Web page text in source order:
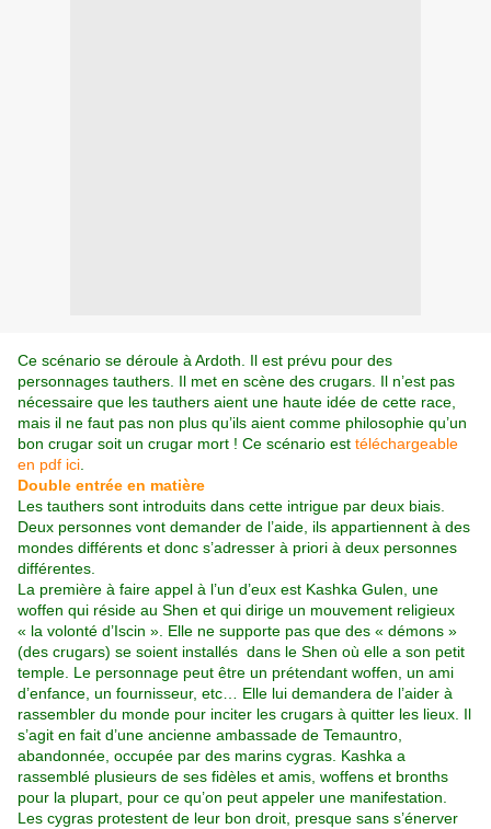
Ce scénario se déroule à Ardoth. Il est prévu pour des
personnages tauthers. Il met en scène des crugars. Il n’est pas
nécessaire que les tauthers aient une haute idée de cette race,
mais il ne faut pas non plus qu’ils aient comme philosophie qu’un
bon crugar soit un crugar mort ! Ce scénario est téléchargeable
en pdf ici
Double entrée en matière
Les tauthers sont introduits dans cette intrigue par deux biais.
Deux personnes vont demander de l’aide, ils appartiennent à des
mondes différents et donc s’adresser à priori à deux personnes
différentes.
La première à faire appel à l’un d’eux est Kashka Gulen, une
woffen qui réside au Shen et qui dirige un mouvement religieux
« la volonté d’Iscin ». Elle ne supporte pas que des « démons »
(des crugars) se soient installés dans le Shen où elle a son petit
temple. Le personnage peut être un prétendant woffen, un ami
d’enfance, un fournisseur, etc… Elle lui demandera de l’aider à
rassembler du monde pour inciter les crugars à quitter les lieux. Il
s’agit en fait d’une ancienne ambassade de Temauntro,
abandonnée, occupée par des marins cygras. Kashka a
rassemblé plusieurs de ses fidèles et amis, woffens et bronths
pour la plupart, pour ce qu’on peut appeler une manifestation.
Les cygras protestent de leur bon droit, presque sans s’énerver